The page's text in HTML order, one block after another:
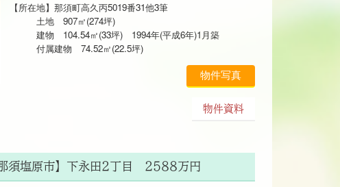
【所在地】那須町高久丙5019番31他3筆
土地 907㎡(274坪)
建物 104.54㎡(33坪) 1994年(平成6年)1月築
付属建物 74.52㎡(22.5坪)
物件写真
物件資料
須塩原市】下永田2丁目 2588万円